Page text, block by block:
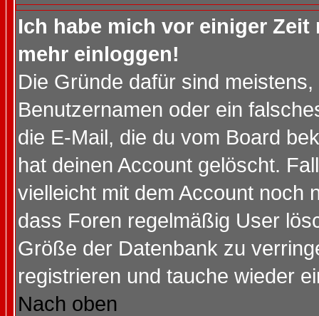
Ich habe mich vor einiger
mehr einloggen!
Die Gründe dafür sind
Benutzernamen oder ein
die E-Mail, die du vom Board
hat deinen Account gelöscht.
vielleicht mit dem Account noch
dass Foren regelmäßig User
Größe der Datenbank zu
registrieren und tauche wieder
Nach oben